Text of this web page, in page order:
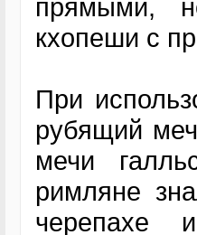
прямыми,
кхопеши с
При
рубящий
мечи
римляне
черепахе